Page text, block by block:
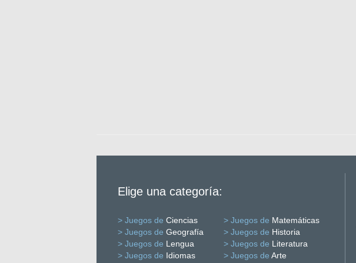
Elige una categoría:
> Juegos de Ciencias > Juegos de Matemáticas
> Juegos de Geografía > Juegos de Historia
> Juegos de Lengua > Juegos de Literatura
> Juegos de Idiomas > Juegos de Arte